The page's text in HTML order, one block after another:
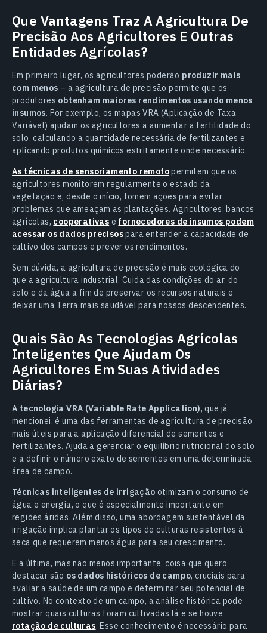
Que Vantagens Traz A Agricultura De
Precisão Aos Agricultores E Outras
Entidades Agrícolas?
Em primeiro lugar, os agricultores poderão produzir mais
com menos – a agricultura de precisão permite que os
produtores obtenham maiores rendimentos usando menos
insumos. Por exemplo, os mapas VRA (Aplicação de Taxa
Variável) ajudam os agricultores a aumentar a fertilidade do
solo, calculando a quantidade necessária de fertilizantes e
aplicando produtos químicos estritamente onde necessário.
As técnicas de sensoriamento remotopermitem que os
agricultores monitorem regularmente o estado da
vegetação e, desde o início, tomem ações para evitar
problemas que ameaçam as plantações. Agricultores, bancos
agrícolas, cooperativas e fornecedores de insumos podem
acessar os dados precisospara entender a capacidade de
cultivo dos campos e prever os rendimentos.
Sem dúvida, a agricultura de precisão é mais ecológica do
que a agricultura industrial. Cuida das condições do ar, do
solo e da água a fim de preservar os recursos naturais e
deixar uma Terra mais saudável para nossos descendentes.
Quais São As Tecnologias Agrícolas
Inteligentes Que Ajudam Os
Agricultores Em Suas Atividades
Diárias?
A tecnologia VRA (Variable Rate Application), que já
mencionei, é uma das ferramentas de agricultura de precisão
mais úteis para a aplicação diferencial de sementes e
fertilizantes. Ajuda a gerenciar o equilíbrio nutricional do solo
e a definir o número exato de sementes em uma determinada
área de campo.
Técnicas inteligentes de irrigação otimizam o consumo de
água e energia, o que é especialmente importante em
regiões áridas. Além disso, uma abordagem sustentável da
irrigação implica plantar os tipos de culturas resistentes à
seca que requerem menos água para seu crescimento.
E a última, mas não menos importante, coisa que quero
destacar são os dados históricos de campo, cruciais para
avaliar a saúde de um campo e determinar seu potencial de
cultivo. No contexto de um campo, a análise histórica pode
mostrar quais culturas foram cultivadas lá e se houve
rotação de culturas. Esse conhecimento é necessário para